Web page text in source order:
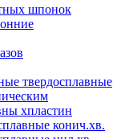
шпонок
твердосплавные
хпластин
конич.хв.